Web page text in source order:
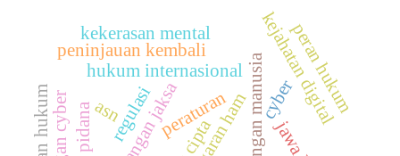
hukum internasional
peninjauan kembali
cyber
kejahatan digital
peran hukum
peraturan
regulasi
kekerasan mental
asn